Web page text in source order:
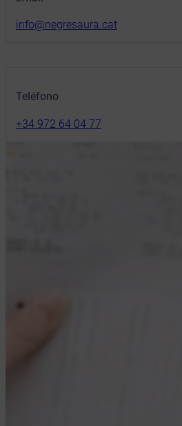
info@negresaura.cat
Teléfono
+34 972 64 04 77